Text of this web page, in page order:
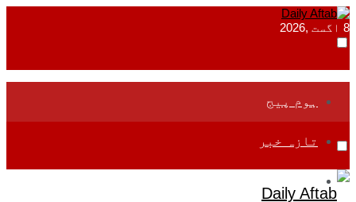
8 اگست ,2026
ہوم پیج
تازہ خبر